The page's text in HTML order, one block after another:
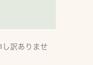
し訳ありませ